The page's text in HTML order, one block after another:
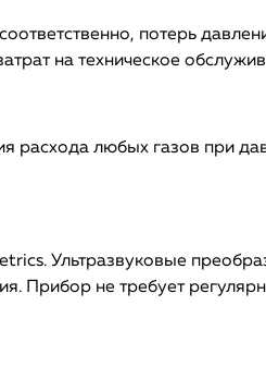
потерь
на техническое
расхода любых газов при
Ультразвуковые
Прибор не требует